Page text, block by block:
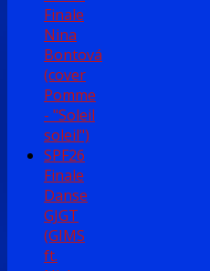
Finale
Nina
Bontová
(cover
Pomme
- "Soleil
soleil")
SPF26
Finale
Danse
GJGT
(GIMS
ft.